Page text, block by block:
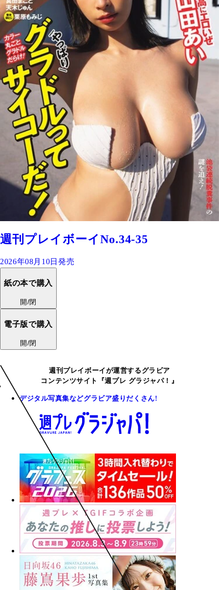
週刊プレイボーイNo.34-35
2026年08月10日発売
紙の本で購入
開/閉
電子版で購入
開/閉
週刊プレイボーイが運営するグラビア
コンテンツサイト『週プレ グラジャパ！』
デジタル写真集などグラビア盛りだくさん!